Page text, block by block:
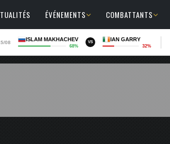
ÉVÉNEMENTS COMBATTANTS
08
ISLAM MAKHACHEV
68%
VS IAN GARRY
32%